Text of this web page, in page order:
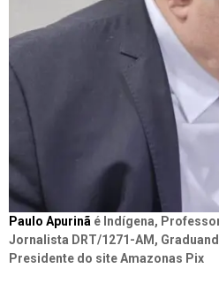
Paulo Apurinã é Indígena,
Jornalista DRT/1271-AM,
Presidente do site Amazonas Pix